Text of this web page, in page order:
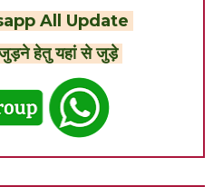
All Update
जुड़ने हेतु यहां से जुड़े